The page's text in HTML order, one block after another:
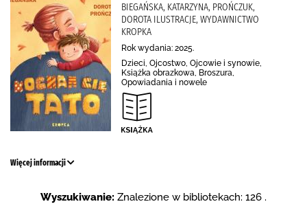
BIEGAŃSKA, KATARZYNA, PROŃCZUK,
DOROTA ILUSTRACJE, WYDAWNICTWO
KROPKA
Rok wydania: 2025.
Dzieci, Ojcostwo, Ojcowie i synowie,
Książka obrazkowa, Broszura,
Opowiadania i nowele
Więcej informacji
Wyszukiwanie: Znalezione w bibliotekach: 126 .